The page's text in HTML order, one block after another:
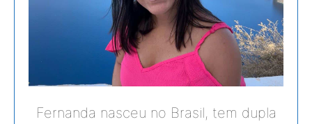
Fernanda nasceu no Brasil, tem dupla